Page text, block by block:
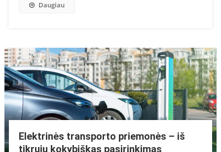
Daugiau
Elektrinės transporto priemonės – iš
tikrųjų kokybiškas pasirinkimas